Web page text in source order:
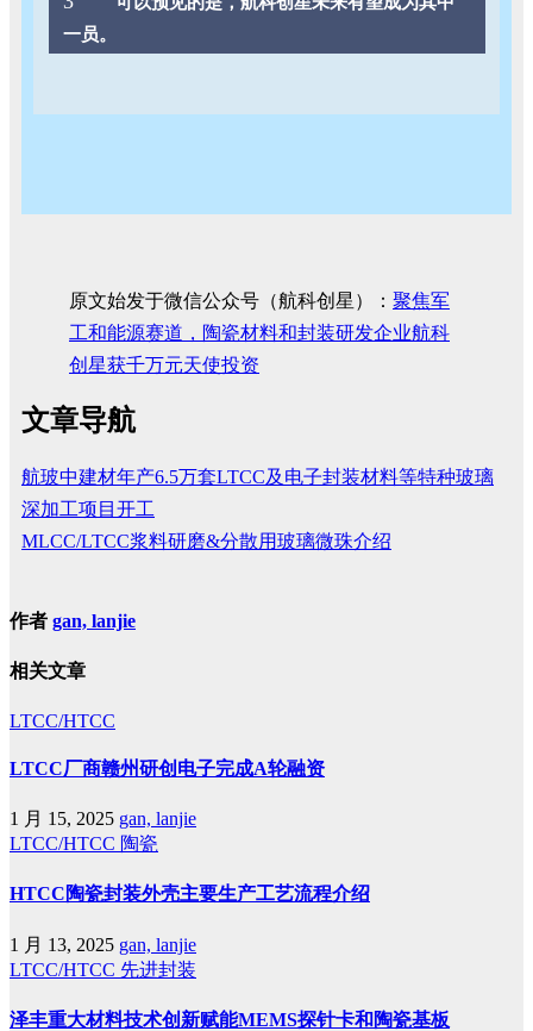
一员。
原文始发于微信公众号（航科创星）： 聚焦军
工和能源赛道，陶瓷材料和封装研发企业航科
创星获千万元天使投资
文章导航
航玻中建材年产6.5万套LTCC及电子封装材料等特种玻璃
深加工项目开工
MLCC/LTCC浆料研磨&分散用玻璃微珠介绍
作者 gan, lanjie
相关文章
LTCC/HTCC
LTCC厂商赣州研创电子完成A轮融资
1 月 15, 2025 gan, lanjie
LTCC/HTCC 陶瓷
HTCC陶瓷封装外壳主要生产工艺流程介绍
1 月 13, 2025 gan, lanjie
LTCC/HTCC 先进封装
泽丰重大材料技术创新赋能MEMS探针卡和陶瓷基板